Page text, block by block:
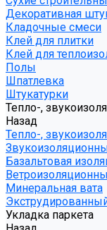
Декоративная
Кладочные смеси
Клей для плитки
Клей для
Полы
Шпатлевка
Штукатурки
Тепло-,
Назад
Тепло-,
Базальтовая
Минеральная вата
Укладка паркета